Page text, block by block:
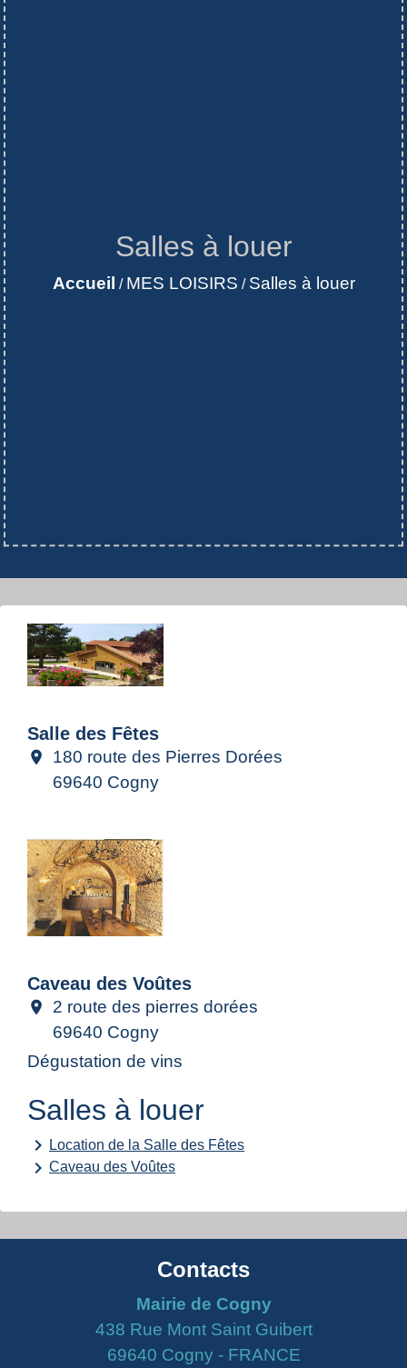
Salles à louer
Accueil / MES LOISIRS / Salles à louer
Salle des Fêtes
location_on
180 route des Pierres Dorées
69640 Cogny
Caveau des Voûtes
location_on
2 route des pierres dorées
69640 Cogny
Dégustation de vins
Salles à louer
keyboard_arrow_right Location de la Salle des Fêtes
keyboard_arrow_right Caveau des Voûtes
Contacts
Mairie de Cogny
438 Rue Mont Saint Guibert
69640 Cogny - FRANCE